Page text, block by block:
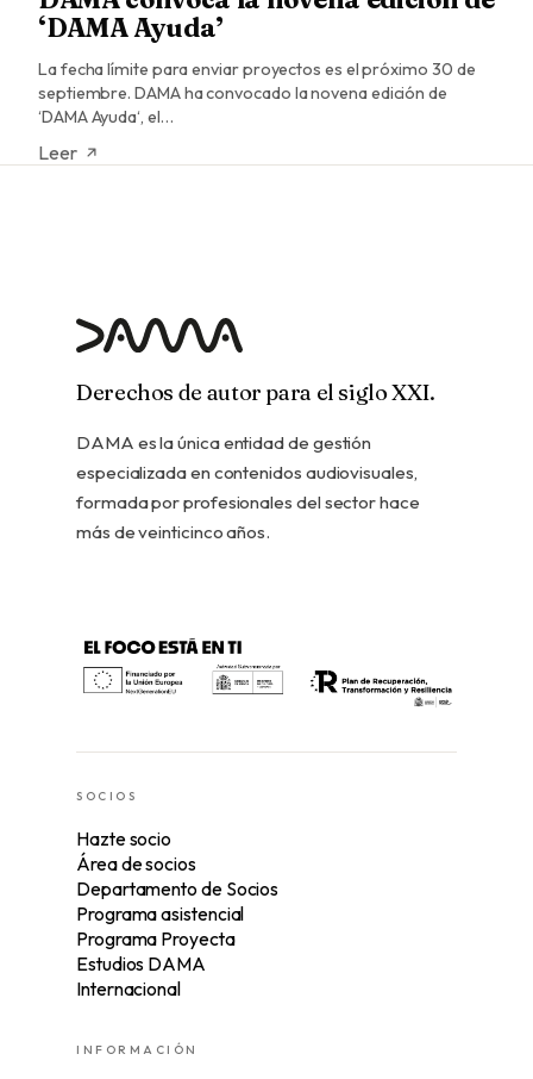
‘DAMA Ayuda’
La fecha límite para enviar proyectos es el próximo 30 de
septiembre. DAMA ha convocado la novena edición de
‘DAMA Ayuda‘, el…
Leer
Derechos de autor para el siglo XXI.
DAMA es la única entidad de gestión
especializada en contenidos audiovisuales,
formada por profesionales del sector hace
más de veinticinco años.
SOCIOS
Hazte socio
Área de socios
Departamento de Socios
Programa asistencial
Programa Proyecta
Estudios DAMA
Internacional
INFORMACIÓN